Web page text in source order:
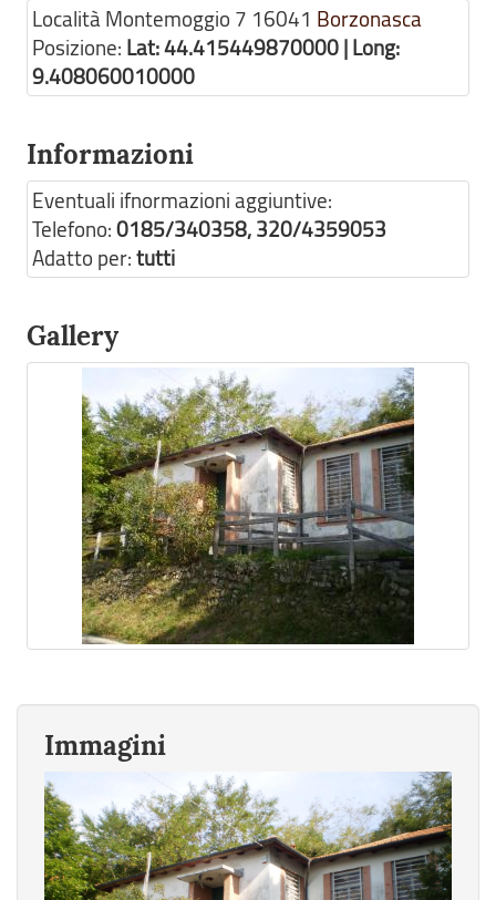
Località Montemoggio 7 16041 Borzonasca
Posizione: Lat: 44.415449870000 | Long:
9.408060010000
Informazioni
Eventuali ifnormazioni aggiuntive:
Telefono:0185/340358, 320/4359053
Adatto per:tutti
Gallery
Immagini